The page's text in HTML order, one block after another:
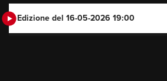
Edizione del 16-05-2026 19:00